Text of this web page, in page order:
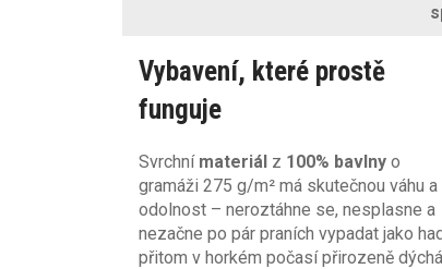
Vybavení, které prostě
funguje
Svrchní materiál z 100% bavlny o
gramáži 275 g/m² má skutečnou váhu a
odolnost – neroztáhne se, nesplasne a
nezačne po pár praních vypadat jako
přitom v horkém počasí přirozeně